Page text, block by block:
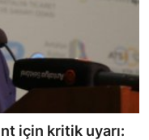
için kritik uyarı: